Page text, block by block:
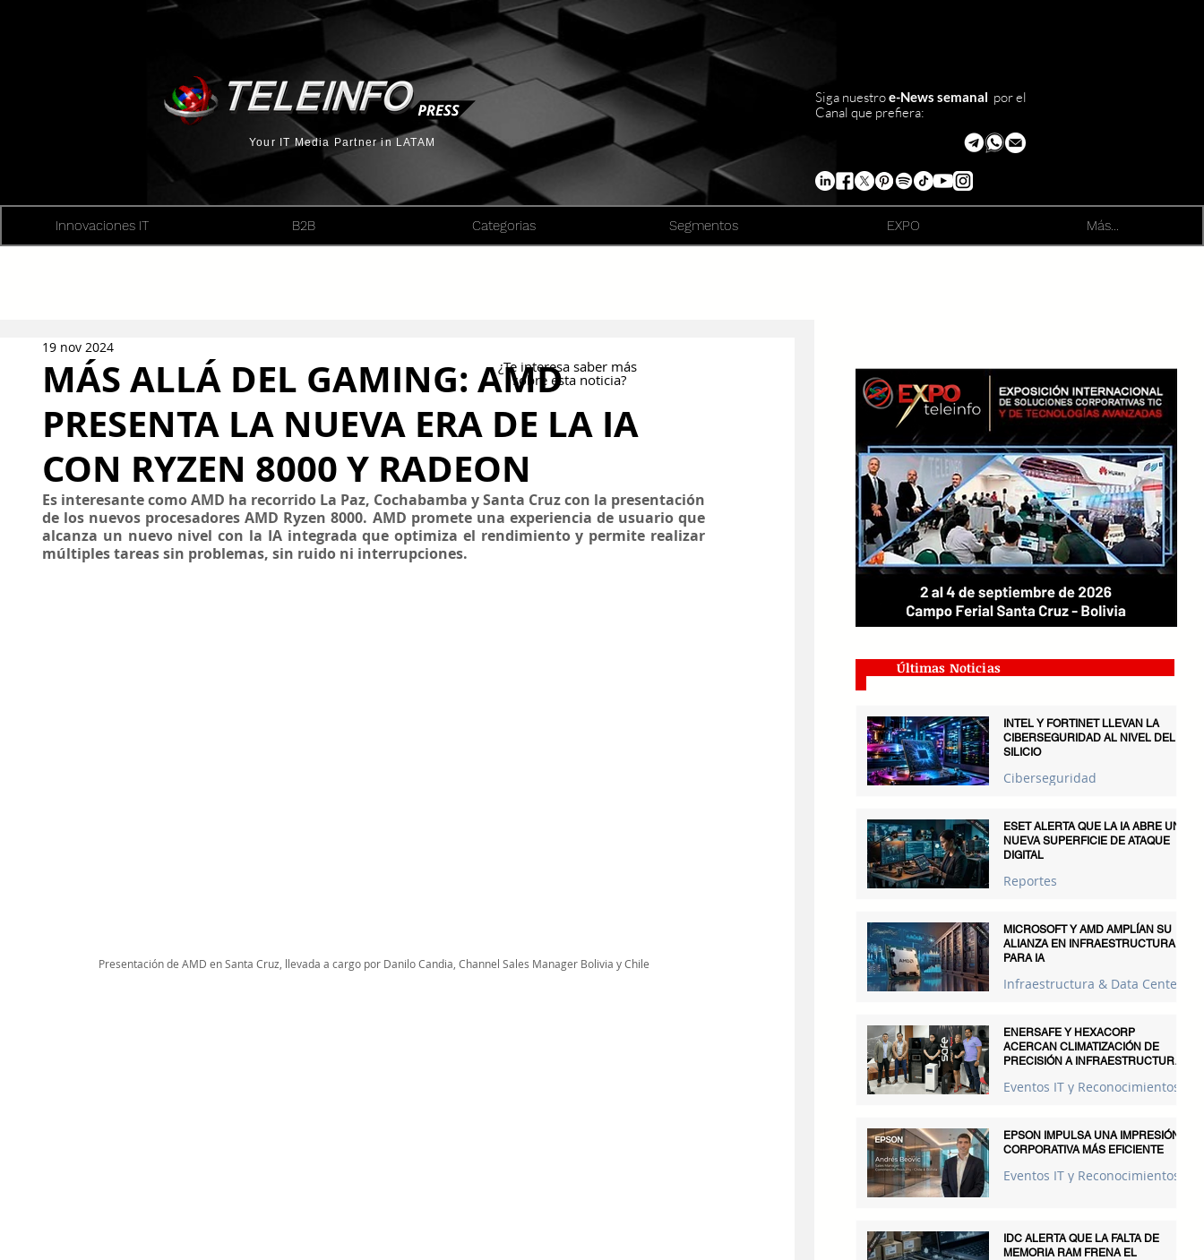
Your IT Media Partner in LATAM
Siga nuestroe-News semanal por el
Canal que prefiera:
Innovaciones IT B2B Categorias Segmentos EXPO Más...
MÁS ALLÁ DEL GAMING: AMD
PRESENTA LA NUEVA ERA DE LA IA
CON RYZEN 8000 Y RADEON
19 nov 2024
Es interesante como AMD ha recorrido La Paz, Cochabamba y Santa Cruz con la presentación
de los nuevos procesadores AMD Ryzen 8000. AMD promete una experiencia de usuario que
alcanza un nuevo nivel con la IA integrada que optimiza el rendimiento y permite realizar
múltiples tareas sin problemas, sin ruido ni interrupciones.
Presentación de AMD en Santa Cruz, llevada a cargo por Danilo Candia, Channel Sales Manager Bolivia y Chile
¿Te interesa saber más
sobre esta noticia?
Últimas Noticias
INTEL Y FORTINET LLEVAN LA
CIBERSEGURIDAD AL NIVEL DEL
SILICIO
Ciberseguridad
ESET ALERTA QUE LA IA ABRE UNA
NUEVA SUPERFICIE DE ATAQUE
DIGITAL
Reportes
MICROSOFT Y AMD AMPLÍAN SU
ALIANZA EN INFRAESTRUCTURA
PARA IA
Infraestructura & Data Centers
ENERSAFE Y HEXACORP
ACERCAN CLIMATIZACIÓN DE
PRECISIÓN A INFRAESTRUCTURAS
Eventos IT y Reconocimientos
EPSON IMPULSA UNA IMPRESIÓN
CORPORATIVA MÁS EFICIENTE
Eventos IT y Reconocimientos
IDC ALERTA QUE LA FALTA DE
MEMORIA RAM FRENA EL